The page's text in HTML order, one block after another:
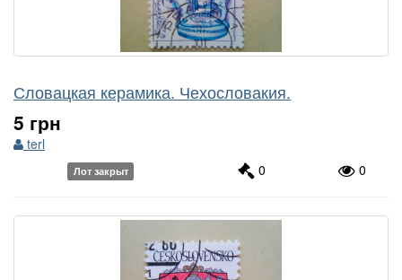
Словацкая керамика. Чехословакия.
5 грн
terl
Лот закрыт 0 0